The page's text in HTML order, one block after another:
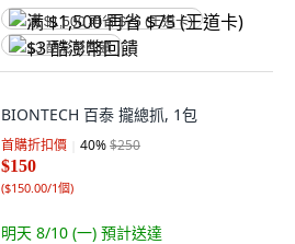
满 $1,500 再省 $75 (王道卡)
$3 酷澎幣回饋
BIONTECH 百泰 攏總抓, 1包
首購折扣價 40%$250
$150
($150.00/1個)
明天 8/10 (一) 預計送達